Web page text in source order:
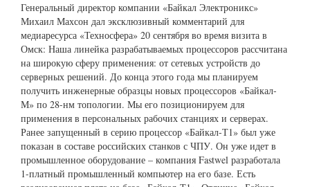
Генеральный директор компании «Байкал Электроникс»
Михаил Махсон дал эксклюзивный комментарий для
медиаресурса «Техносфера» 20 сентября во время визита в
Омск: Наша линейка разрабатываемых процессоров рассчитана
на широкую сферу применения: от сетевых устройств до
серверных решений. До конца этого года мы планируем
получить инженерные образцы новых процессоров «Байкал-
М» по 28-нм топологии. Мы его позиционируем для
применения в персональных рабочих станциях и серверах.
Ранее запущенный в серию процессор «Байкал-Т1» был уже
показан в составе российских станков с ЧПУ. Он уже идет в
промышленное оборудование – компания Fastwel разработала
1-платный промышленный компьютер на его базе. Есть